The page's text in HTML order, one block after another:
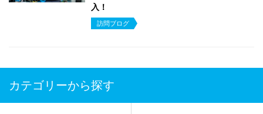
入！
訪問ブログ
カテゴリーから探す